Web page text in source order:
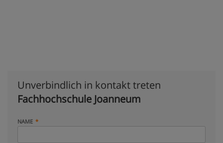
Unverbindlich in kontakt treten
Fachhochschule Joanneum
NAME